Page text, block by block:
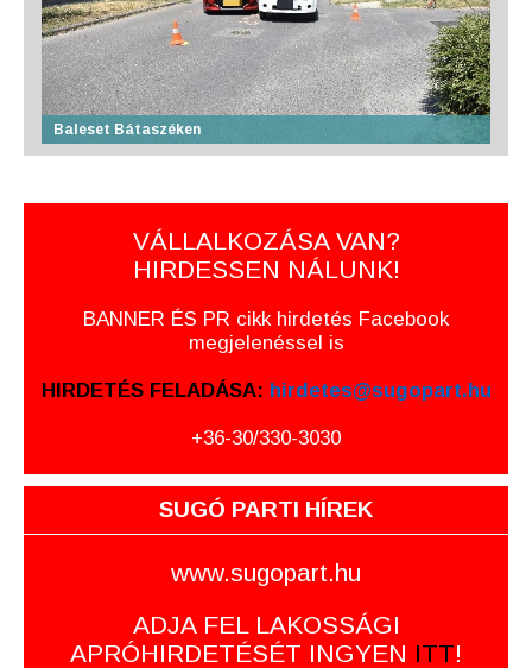
Baleset Bátaszéken
VÁLLALKOZÁSA VAN?
HIRDESSEN NÁLUNK!
BANNER ÉS PR cikk hirdetés Facebook
megjelenéssel is
HIRDETÉS FELADÁSA: hirdetes@sugopart.hu
+36-30/330-3030
SUGÓ PARTI HÍREK
www.sugopart.hu
ADJA FEL LAKOSSÁGI
APRÓHIRDETÉSÉT INGYEN ITT!